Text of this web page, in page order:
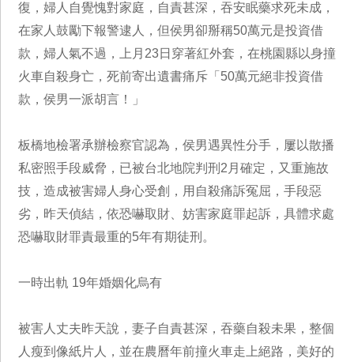
復，婦人自覺愧對家庭，自責甚深，吞安眠藥求死未成，
在家人鼓勵下報警逮人，但侯男卻掰稱50萬元是投資借
款，婦人氣不過，上月23日穿著紅外套，在桃園縣以身撞
火車自殺身亡，死前寄出遺書痛斥「50萬元絕非投資借
款，侯男一派胡言！」
板橋地檢署承辦檢察官認為，侯男遇異性分手，屢以散播
私密照手段威脅，已被台北地院判刑2月確定，又重施故
技，造成被害婦人身心受創，用自殺痛訴冤屈，手段惡
劣，昨天偵結，依恐嚇取財、妨害家庭罪起訴，具體求處
恐嚇取財罪責最重的5年有期徒刑。
一時出軌 19年婚姻化烏有
被害人丈夫昨天說，妻子自責甚深，吞藥自殺未果，整個
人瘦到像紙片人，並在農曆年前撞火車走上絕路，美好的